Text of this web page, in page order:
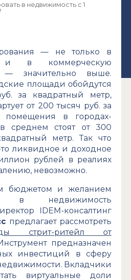
в недвижимость с 1
— не только в
в коммерческую
— значительно выше.
площади обойдутся
за квадратный метр,
от 200 тысяч руб. за
помещения в городах-
среднем стоят от 300
метр. Так что
ликвидное и доходное
рублей в реалиях
невозможно.
бюджетом и желанием
в недвижимость
IDEM-консалтинг
предлагает рассмотреть
стрит-ритейл от
предназначен
инвестиций в сферу
Вкладчики
виртуальные доли